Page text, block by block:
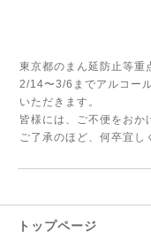
東京都のまん延防止等重
2/14〜3/6までアルコー
いただきます。
皆様には、ご不便をおか
ご了承のほど、何卒宜し
トップページ